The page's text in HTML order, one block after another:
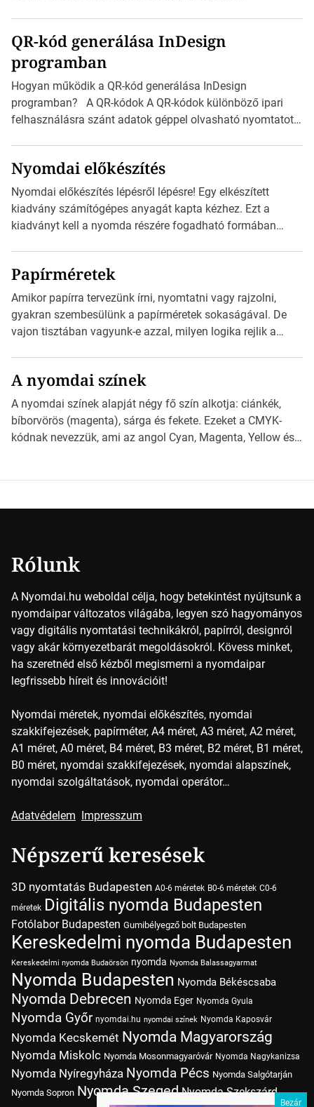
az A4-es papírlaphoz viszonyítva. Az amerikai és észak-
amerikai boríték méretére az ISO 216 nem vonatkozik.
Boríték méretének táblázata C0-tól C10-ig […]
QR-kód generálása InDesign
programban
Hogyan működik a QR-kód generálása InDesign
programban? A QR-kódok A QR-kódok különböző ipari
felhasználásra szánt adatok géppel olvasható nyomtatott
telepíthet egy QR-kód-leolvasó alkalmazást, ami leolvasni
és dekódolni képes az URL-információt és átirányítja a
telefon böngészőjét a cég weblapjára. A QR-kód
beolvasása után a felhasználó szöveges üzenetet kaphat,
Nyomdai előkészítés
Nyomdai előkészítés lépésről lépésre! Egy elkészített
kiadvány számítógépes anyagát kapta kézhez. Ezt a
kiadványt kell a nyomda részére fogadható formában
Illustratorban készült vektorgrafika. Minden esetben
konzultáljunk a nyomdával, mielőtt elkezdjük a nyomdai
előkészítést!Nehogy az elkészült munka után derüljön ki,
hogy valamit másképp kellett volna csinálni! […]
Papírméretek
Amikor papírra tervezünk írni, nyomtatni vagy rajzolni,
gyakran szembesülünk a papírméretek sokaságával. De
vajon tisztában vagyunk-e azzal, milyen logika rejlik a
a cikkben a papírméretek izgalmas világába kalauzolunk el
téged, hogy jobban megértsd, milyen szempontok alapján
érdemes választanod a jövőben. Bevezetés a
papírméretek világába A papírméretek […]
A nyomdai színek
A nyomdai színek alapját négy fő szín alkotja: ciánkék,
bíborvörös (magenta), sárga és fekete. Ezeket a CMYK-
kódnak nevezzük, ami az angol Cyan, Magenta, Yellow és
Rólunk
A Nyomdai.hu weboldal célja, hogy betekintést nyújtsunk a
nyomdaipar változatos világába, legyen szó hagyományos
vagy digitális nyomtatási technikákról, papírról, designról
vagy akár környezetbarát megoldásokról. Kövess minket,
ha szeretnéd első kézből megismerni a nyomdaipar
legfrissebb híreit és innovációit!
Nyomdai méretek, nyomdai előkészítés, nyomdai
szakkifejezések, papírméter, A4 méret, A3 méret, A2 méret,
A1 méret, A0 méret, B4 méret, B3 méret, B2 méret, B1 méret,
B0 méret, nyomdai szakkifejezések, nyomdai alapszínek,
nyomdai szolgáltatások, nyomdai operátor…
Adatvédelem Impresszum
Népszerű keresések
3D nyomtatás Budapesten A0-6 méretek B0-6 méretek C0-6
méretek Digitális nyomda Budapesten
Fotólabor Budapesten Gumibélyegző bolt Budapesten
Kereskedelmi nyomda Budapesten
Kereskedelmi nyomda Budaörsön nyomda Nyomda Balassagyarmat
Nyomda Budapesten Nyomda Békéscsaba
Nyomda Debrecen Nyomda Eger Nyomda Gyula
Nyomda Győr nyomdai.hu nyomdai színek Nyomda Kaposvár
Nyomda Kecskemét Nyomda Magyarország
Nyomda Miskolc Nyomda Mosonmagyaróvár Nyomda Nagykanizsa
Nyomda Nyíregyháza Nyomda Pécs Nyomda Salgótarján
Nyomda Sopron Nyomda Szeged Nyomda Szekszárd